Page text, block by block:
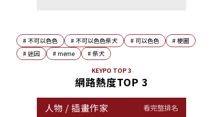
#不可以色色 #不可以色色柴犬 #可以色色 #梗圖
#迷因 #meme #柴犬
KEYPO TOP 3
網路熱度TOP 3
人物 /插畫作家 看完整排名